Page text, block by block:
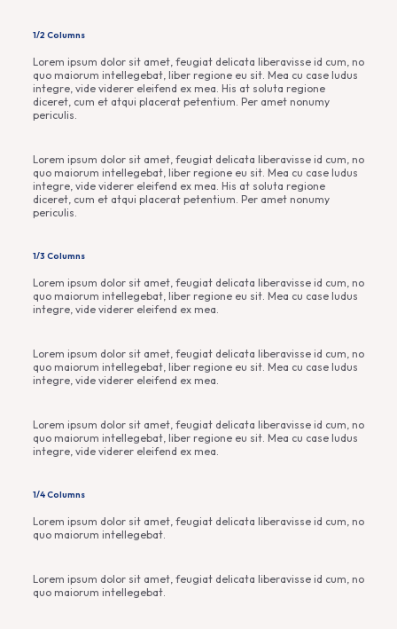
1/2 Columns
Lorem ipsum dolor sit amet, feugiat delicata liberavisse id cum, no
quo maiorum intellegebat, liber regione eu sit. Mea cu case ludus
integre, vide viderer eleifend ex mea. His at soluta regione
diceret, cum et atqui placerat petentium. Per amet nonumy
periculis.
Lorem ipsum dolor sit amet, feugiat delicata liberavisse id cum, no
quo maiorum intellegebat, liber regione eu sit. Mea cu case ludus
integre, vide viderer eleifend ex mea. His at soluta regione
diceret, cum et atqui placerat petentium. Per amet nonumy
periculis.
1/3 Columns
Lorem ipsum dolor sit amet, feugiat delicata liberavisse id cum, no
quo maiorum intellegebat, liber regione eu sit. Mea cu case ludus
integre, vide viderer eleifend ex mea.
Lorem ipsum dolor sit amet, feugiat delicata liberavisse id cum, no
quo maiorum intellegebat, liber regione eu sit. Mea cu case ludus
integre, vide viderer eleifend ex mea.
Lorem ipsum dolor sit amet, feugiat delicata liberavisse id cum, no
quo maiorum intellegebat, liber regione eu sit. Mea cu case ludus
integre, vide viderer eleifend ex mea.
1/4 Columns
Lorem ipsum dolor sit amet, feugiat delicata liberavisse id cum, no
quo maiorum intellegebat.
Lorem ipsum dolor sit amet, feugiat delicata liberavisse id cum, no
quo maiorum intellegebat.